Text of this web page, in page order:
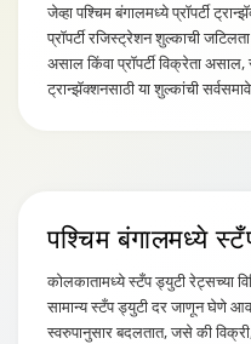
जेव्हा पश्चिम बंगालमध्ये प्रॉपर्टी
प्रॉपर्टी रजिस्ट्रेशन शुल्काची
असाल किंवा प्रॉपर्टी विक्रेता
ट्रान्झॅक्शनसाठी या शुल्कांची
पश्चिम बंगालमध्ये
कोलकातामध्ये स्टँप ड्युटी रेट्सच्या
सामान्य स्टँप ड्युटी दर जाणून घेणे
स्वरुपानुसार बदलतात, जसे की